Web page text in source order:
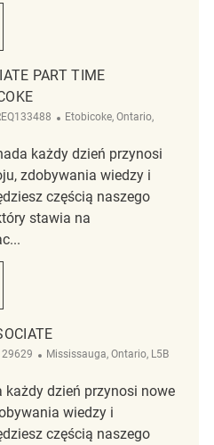
Part Time Seasonal Marshalls/
Associate Part Time
PART TIME
Lokalizacja
Etobicoke, Ontario,
każdy dzień przynosi
zdobywania wiedzy i
częścią naszego
stawia na
Part Time HomeSense – Etobicoke
Associate Part Time
Lokalizacja
Mississauga, Ontario, L5B
każdy dzień przynosi nowe
wiedzy i
częścią naszego